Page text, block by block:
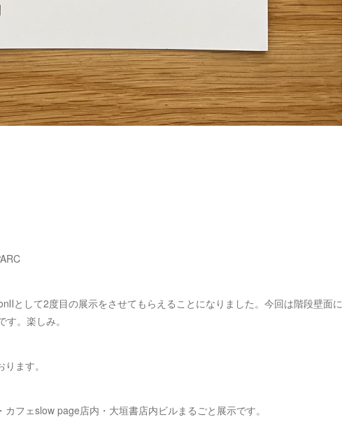
として2度目の展示をさせてもらえることになりました。今回は階段壁面に
。楽しみ。
ます。
フェslow page店内・大垣書店内ビルまるごと展示です。